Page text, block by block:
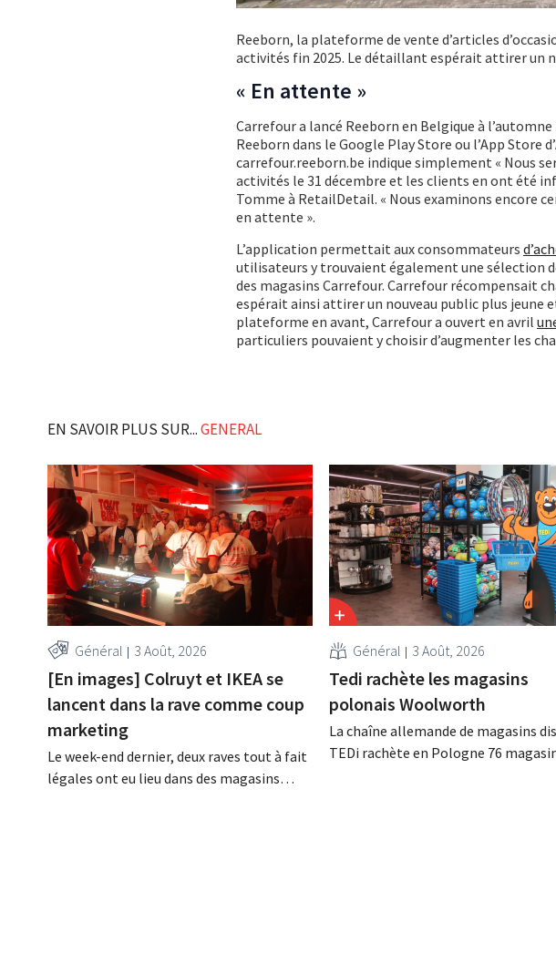
Reeborn, la plateforme de vente d’articles
activités fin 2025. Le détaillant espérait attirer un
« En attente »
Carrefour a lancé Reeborn en Belgique à
Reeborn dans le Google Play Store ou l’App Store
carrefour.reeborn.be indique simplement « Nous
activités le 31 décembre et les clients en ont été
Tomme à RetailDetail. « Nous examinons encore
en attente ».
L’application permettait aux consommateurs
utilisateurs y trouvaient également une sélection
des magasins Carrefour. Carrefour récompensait
espérait ainsi attirer un nouveau public plus
plateforme en avant, Carrefour a ouvert en avril
particuliers pouvaient y choisir d’augmenter les
EN SAVOIR PLUS SUR...GENERAL
Général 3 Août, 2026
[En images] Colruyt et IKEA se
lancent dans la rave comme coup
marketing
Le week-end dernier, deux raves tout à fait
légales ont eu lieu dans des magasins
Général 3 Août, 2026
Tedi rachète les magasins
polonais Woolworth
La chaîne allemande de magasins
TEDi rachète en Pologne 76